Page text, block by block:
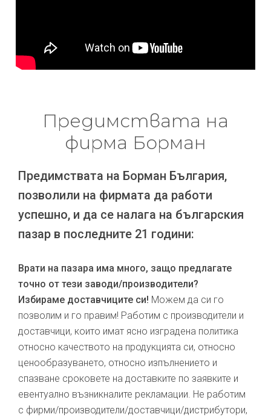
Предимствата на
фирма Борман
Предимствата на Борман България,
позволили на фирмата да работи
успешно, и да се налага на българския
пазар в последните 21 години:
Врати на пазара има много, защо предлагате
точно от тези заводи/производители?
Избираме доставчиците си! Можем да си го
позволим и го правим! Работим с производители и
доставчици, които имат ясно изградена политика
относно качеството на продукцията си, относно
ценообразуването, относно изпълнението и
спазване сроковете на доставките по заявките и
евентуално възникналите рекламации. Не работим
с фирми/производители/доставчици/дистрибутори,